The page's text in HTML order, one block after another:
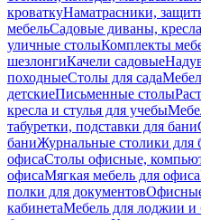
кроваткуНаматрасники,
мебельСадовые диваны, кресла
уличные столыКомплекты
шезлонгиКачели садовые
походныеСтолы для сада
детскиеПисьменные столы
кресла и стулья для учебы
табуретки, подставки для бани
баниЖурнальные столики для
офисаСтолы офисные,
офисаМягкая мебель для офиса
полки для документов
кабинетаМебель для лоджии и